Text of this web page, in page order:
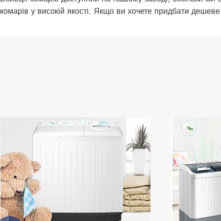
комарів у високій якості. Якщо ви хочете придбати